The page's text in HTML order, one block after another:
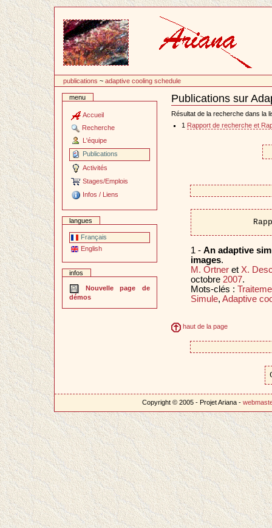
contenu
publications ~adaptive cooling schedule
menu
Accueil
Recherche
L'équipe
Publications
Activités
Stages/Emplois
Infos / Liens
langues
Français
English
infos
Nouvelle page de
démos
Publications sur
Document
Actions
Résultat de la recherche dans la
1
Rapport de recherche et
1 - An adaptive
images.
M. Ortneret X.
octobre 2007.
Mots-clés :
Simule, Adaptive
haut de la page
Copyright © 2005 - Projet Ariana -